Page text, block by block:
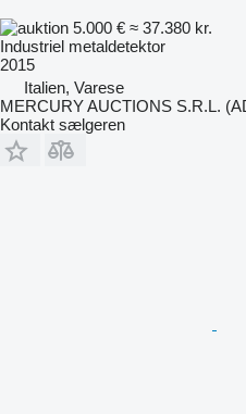
5.000 € ≈ 37.380 kr.
Industriel metaldetektor
2015
Italien, Varese
MERCURY AUCTIONS S.R.L.
Kontakt sælgeren